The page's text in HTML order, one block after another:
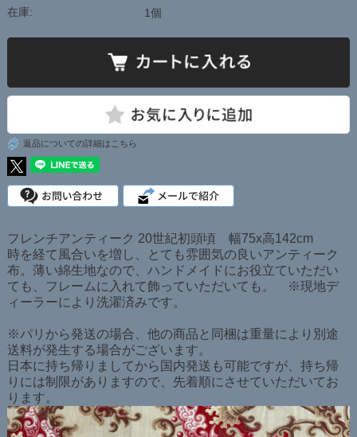
在庫: 1個
返品についての詳細はこちら
フレンチアンティーク 20世紀初頭頃 幅75x高142cm
時を経て風合いを増し、とても雰囲気の良いアンティーク
布。薄い綿生地なので、ハンドメイドにお役立ていただい
ても、フレームに入れて飾っていただいても。 ※現地デ
ィーラーにより洗濯済みです。
※パリから発送の場合、他の商品と同梱は重量により別途
送料が発生する場合がございます。
日本に持ち帰りましてから国内発送も可能ですが、持ち帰
りには制限がありますので、先着順にさせていただいてお
ります。